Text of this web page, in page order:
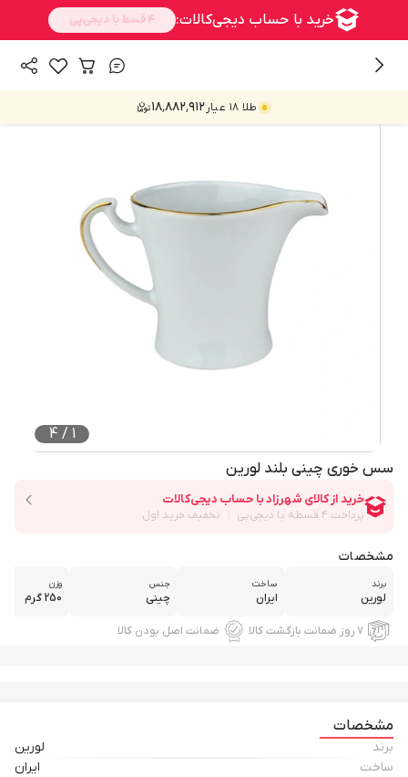
طلا ۱۸ عیار ۱۸٬۸۸۲٬۹۱۲
1
/
4
سس خوری چینی بلند لورین
مشخصات
برند
لورین
ساخت
ایران
جنس
چینی
وزن
250 گرم
۷ روز ضمانت بازگشت کالا ضمانت اصل بودن کالا
مشخصات
برند
لورین
ساخت
ایران